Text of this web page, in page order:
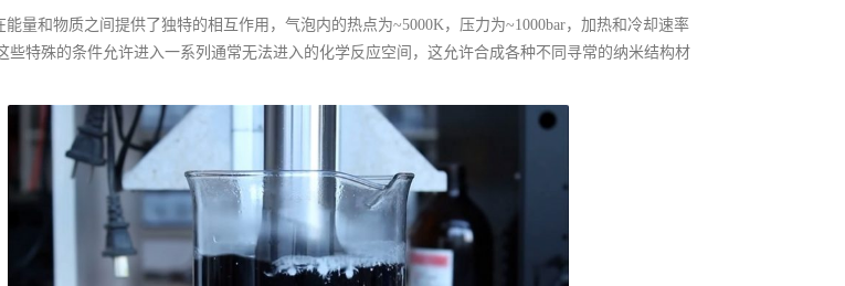
能量和物质之间提供了独特的相互作用，气泡内的热点为~5000K，压力为~1000bar，加热和冷却速率
些特殊的条件允许进入一系列通常无法进入的化学反应空间，这允许合成各种不同寻常的纳米结构材